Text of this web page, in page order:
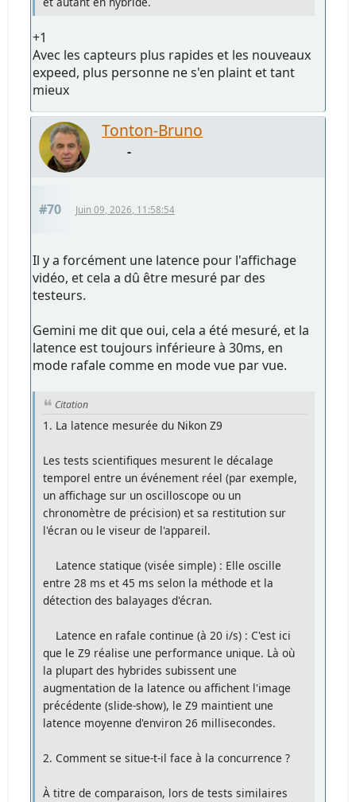
+1
Avec les capteurs plus rapides et les nouveaux
expeed, plus personne ne s'en plaint et tant
mieux
Tonton-Bruno
-
#70 Juin 09, 2026, 11:58:54
Il y a forcément une latence pour l'affichage
vidéo, et cela a dû être mesuré par des
testeurs.
Gemini me dit que oui, cela a été mesuré, et la
latence est toujours inférieure à 30ms, en
mode rafale comme en mode vue par vue.
Citation
1. La latence mesurée du Nikon Z9
Les tests scientifiques mesurent le décalage
temporel entre un événement réel (par exemple,
un affichage sur un oscilloscope ou un
chronomètre de précision) et sa restitution sur
l'écran ou le viseur de l'appareil.
Latence statique (visée simple) : Elle oscille
entre 28 ms et 45 ms selon la méthode et la
détection des balayages d'écran.
Latence en rafale continue (à 20 i/s) : C'est ici
que le Z9 réalise une performance unique. Là où
la plupart des hybrides subissent une
augmentation de la latence ou affichent l'image
précédente (slide-show), le Z9 maintient une
latence moyenne d'environ 26 millisecondes.
2. Comment se situe-t-il face à la concurrence ?
À titre de comparaison, lors de tests similaires